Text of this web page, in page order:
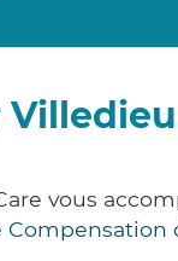
vous
Compensation